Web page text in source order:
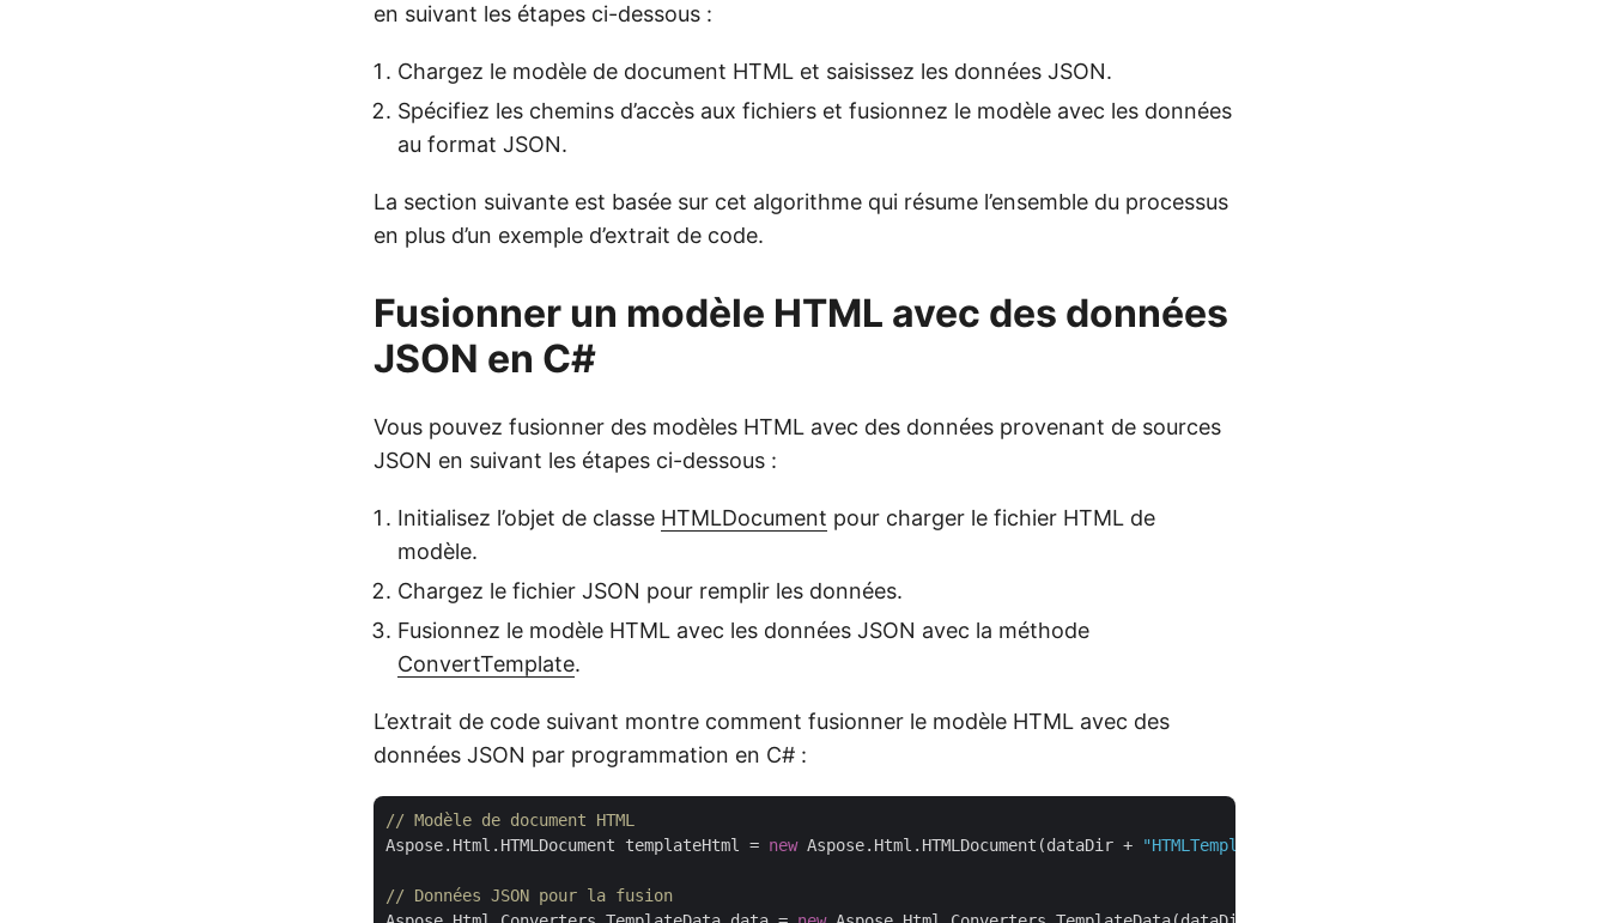
en suivant les étapes ci-dessous :
Chargez le modèle de document HTML et saisissez les données JSON.
Spécifiez les chemins d’accès aux fichiers et fusionnez le modèle avec les données
au format JSON.
La section suivante est basée sur cet algorithme qui résume l’ensemble du processus
en plus d’un exemple d’extrait de code.
Fusionner un modèle HTML avec des données
JSON en C#
Vous pouvez fusionner des modèles HTML avec des données provenant de sources
JSON en suivant les étapes ci-dessous :
Initialisez l’objet de classe HTMLDocument pour charger le fichier HTML de
modèle.
Chargez le fichier JSON pour remplir les données.
Fusionnez le modèle HTML avec les données JSON avec la méthode
ConvertTemplate.
L’extrait de code suivant montre comment fusionner le modèle HTML avec des
données JSON par programmation en C# :
// Modèle de document HTML
Aspose.Html.HTMLDocument templateHtml = new Aspose.Html.HTMLDocument(dataDir + "HTMLTemplateForJson.html"
// Données JSON pour la fusion